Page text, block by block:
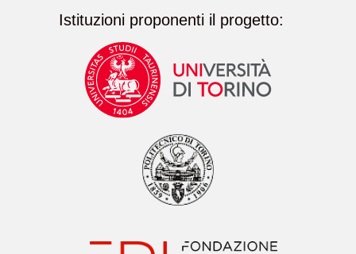
Istituzioni proponenti il progetto: